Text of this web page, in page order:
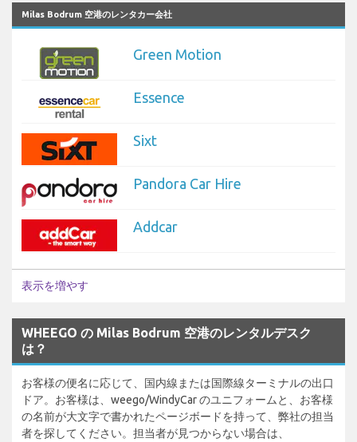
Milas Bodrum 空港のレンタカー会社
Green Motion
Essence
Sixt
Pandora Car Hire
Addcar
表示を増やす
WHEEGO の Milas Bodrum 空港のレンタルデスク
は？
お客様の便名に応じて、国内線または国際線ターミナルの出口
ドア。お客様は、weego/WindyCar のユニフォームと、お客様
の名前が大文字で書かれたページボードを持って、弊社の担当
者を探してください。担当者が見つからない場合は、